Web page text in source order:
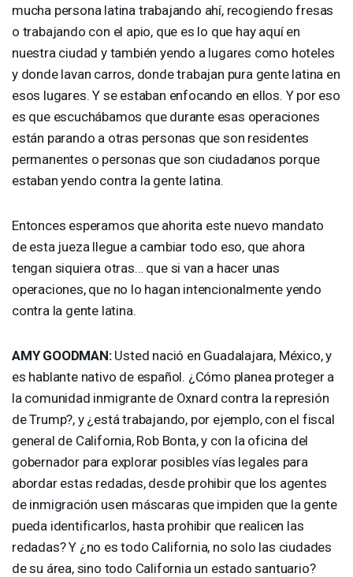
mucha persona latina trabajando ahí, recogiendo fresas
o trabajando con el apio, que es lo que hay aquí en
nuestra ciudad y también yendo a lugares como hoteles
y donde lavan carros, donde trabajan pura gente latina en
esos lugares. Y se estaban enfocando en ellos. Y por eso
es que escuchábamos que durante esas operaciones
están parando a otras personas que son residentes
permanentes o personas que son ciudadanos porque
estaban yendo contra la gente latina.
Entonces esperamos que ahorita este nuevo mandato
de esta jueza llegue a cambiar todo eso, que ahora
tengan siquiera otras… que si van a hacer unas
operaciones, que no lo hagan intencionalmente yendo
contra la gente latina.
AMY GOODMAN:Usted nació en Guadalajara, México, y
es hablante nativo de español. ¿Cómo planea proteger a
la comunidad inmigrante de Oxnard contra la represión
de Trump?, y ¿está trabajando, por ejemplo, con el fiscal
general de California, Rob Bonta, y con la oficina del
gobernador para explorar posibles vías legales para
abordar estas redadas, desde prohibir que los agentes
de inmigración usen máscaras que impiden que la gente
pueda identificarlos, hasta prohibir que realicen las
redadas? Y ¿no es todo California, no solo las ciudades
de su área, sino todo California un estado santuario?